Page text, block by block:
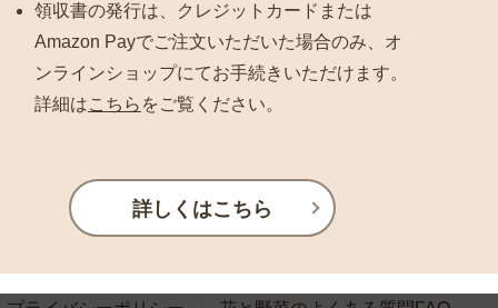
領収書の発行は、クレジットカードまたは
Amazon Payでご注文いただいた場合のみ、オ
ンラインショップにてお手続きいただけます。
詳細はこちら をご覧ください。
詳しくはこちら